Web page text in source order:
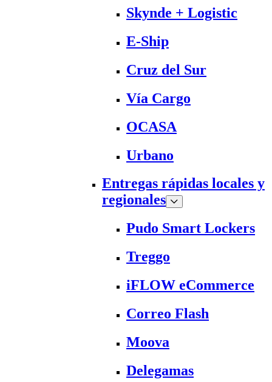
Skynde + Logistic
E-Ship
Cruz del Sur
Vía Cargo
OCASA
Urbano
Entregas rápidas locales y
regionales
Pudo Smart Lockers
Treggo
iFLOW eCommerce
Correo Flash
Moova
Delegamas